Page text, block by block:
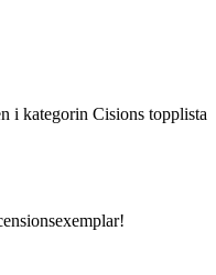
i kategorin Cisions topplista